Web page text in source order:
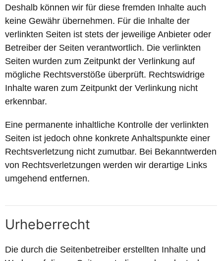
Deshalb können wir für diese fremden Inhalte auch
keine Gewähr übernehmen. Für die Inhalte der
verlinkten Seiten ist stets der jeweilige Anbieter oder
Betreiber der Seiten verantwortlich. Die verlinkten
Seiten wurden zum Zeitpunkt der Verlinkung auf
mögliche Rechtsverstöße überprüft. Rechtswidrige
Inhalte waren zum Zeitpunkt der Verlinkung nicht
erkennbar.
Eine permanente inhaltliche Kontrolle der verlinkten
Seiten ist jedoch ohne konkrete Anhaltspunkte einer
Rechtsverletzung nicht zumutbar. Bei Bekanntwerden
von Rechtsverletzungen werden wir derartige Links
umgehend entfernen.
Urheberrecht
Die durch die Seitenbetreiber erstellten Inhalte und